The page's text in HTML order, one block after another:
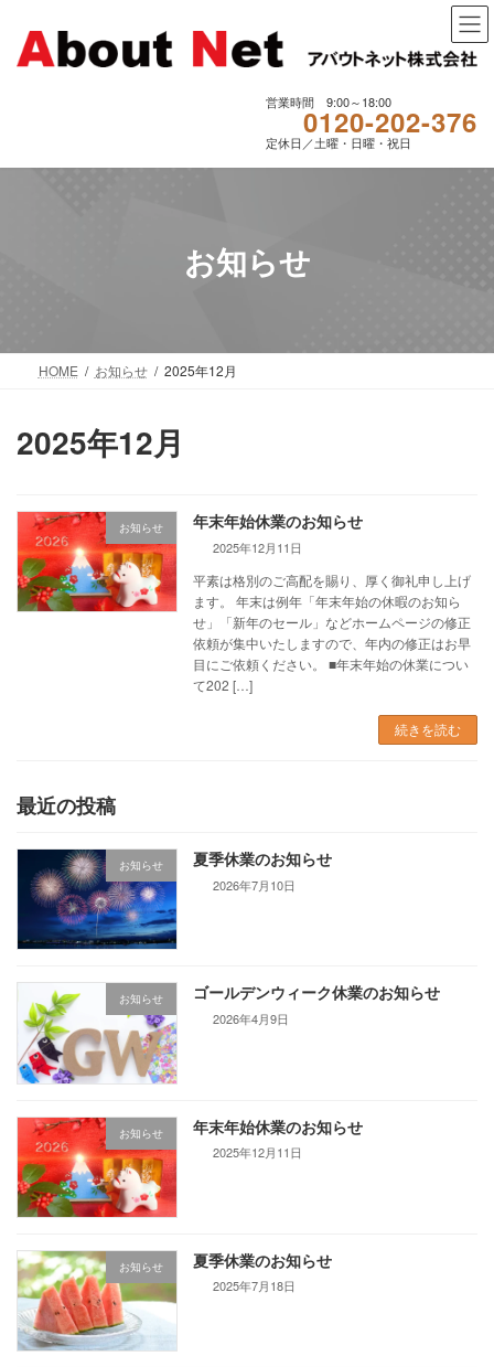
キ
に
営業時間 9:00～18:00
0120-202-376
定休日／土曜・日曜・祝日
お知らせ
HOME お知らせ 2025年12月
2025年12月
お知らせ 年末年始休業のお知らせ
2025年12月11日
平素は格別のご高配を賜り、厚く御礼申し上げ
ます。 年末は例年「年末年始の休暇のお知ら
せ」「新年のセール」などホームページの修正
依頼が集中いたしますので、年内の修正はお早
目にご依頼ください。 ■年末年始の休業につい
て202 […]
続きを読む
最近の投稿
お知らせ 夏季休業のお知らせ
2026年7月10日
お知らせ ゴールデンウィーク休業のお知らせ
2026年4月9日
お知らせ 年末年始休業のお知らせ
2025年12月11日
お知らせ 夏季休業のお知らせ
2025年7月18日